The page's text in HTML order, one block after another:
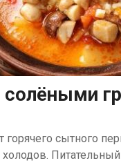
солёными
горячего сытного